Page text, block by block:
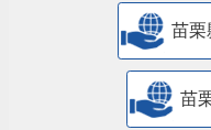
苗栗
苗